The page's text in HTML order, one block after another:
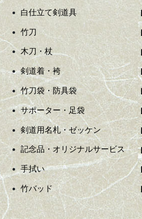
白仕立て剣道具
竹刀
木刀・杖
剣道着・袴
竹刀袋・防具袋
サポーター・足袋
剣道用名札・ゼッケン
記念品・オリジナルサービス
手拭い
竹バッド